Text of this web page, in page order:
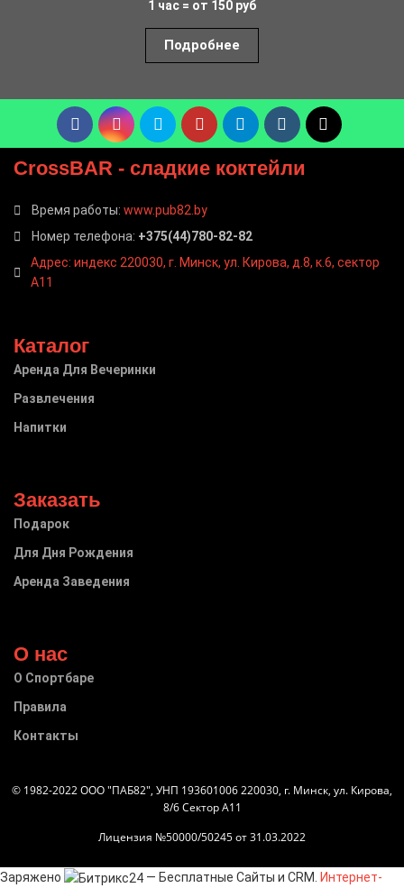
1 час = от 150 руб
Подробнее
CrossBAR - сладкие коктейли
Время работы: www.pub82.by
Номер телефона: +375(44)780-82-82
Адрес: индекс 220030, г. Минск, ул. Кирова, д.8, к.6, сектор
А11
Каталог
Аренда Для Вечеринки
Развлечения
Напитки
Заказать
Подарок
Для Дня Рождения
Аренда Заведения
О нас
О Спортбаре
Правила
Контакты
© 1982-2022 ООО "ПАБ82", УНП 193601006 220030, г. Минск, ул. Кирова,
8/6 Сектор А11
Лицензия №50000/50245 от 31.03.2022
Заряжено — Бесплатные Сайты и CRM. Интернет-